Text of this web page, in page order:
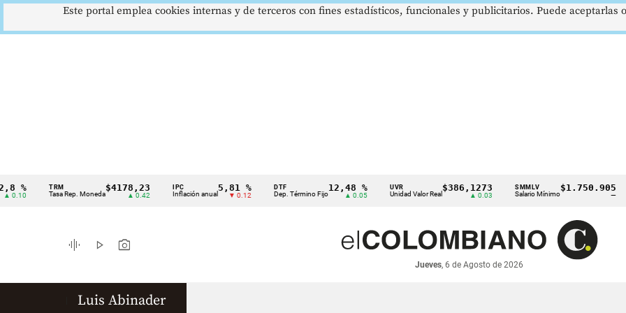
Cintillo
indicadores
económicos
% TRM
Tasa Rep. Moneda
$4178,23
▲ 0.42 Inflación anual
5,81 %
▼ 0.12
DTF
Dep. Término Fijo
12,48 %
▲ 0.05
UVR
Unidad Valor Real
$386,1273
▲ 0.03
SMMLV
Salario Mínimo
$1.750.905
graphic_eq play_arrow photo_camera
Jueves, 6 de Agosto de 2026
Luis Abinader
Este portal emplea cookies internas y de terceros con fines estadísticos, funcionales y publicitarios. Puede aceptarlas